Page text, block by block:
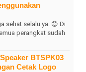
sehat selalu ya. 😊 Di
perangkat sudah
BTSPK03
Cetak Logo